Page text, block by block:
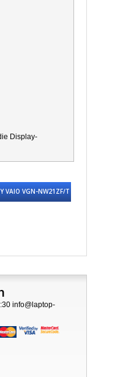
Display-
VAIO VGN-NW21ZF/T
info@laptop-